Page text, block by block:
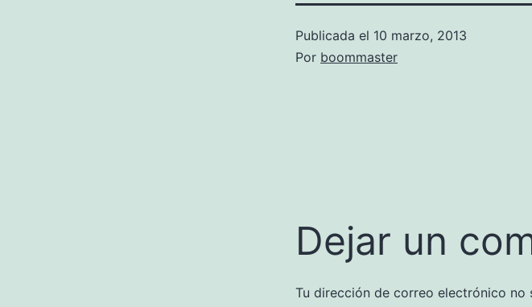
Publicada el 10 marzo, 2013
Por boommaster
Dejar un
Tu dirección de correo electrónico no